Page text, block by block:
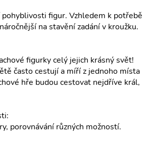
pohyblivosti figur. Vzhledem k potřebě
na stavění zadání v kroužku.
figurky celý jejich krásný svět!
často cestují a míří z jednoho místa
hře budou cestovat nejdříve král,
porovnávání různých možností.